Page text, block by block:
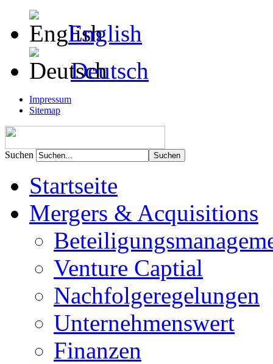
English
Deutsch
Impressum
Sitemap
Suchen
Startseite
Mergers & Acquisitions
Venture Captial
Nachfolgeregelungen
Unternehmenswert
Finanzen